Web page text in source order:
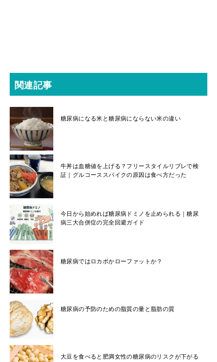
関連記事
糖尿病になる米と糖尿病にならない米の違い
牛丼は血糖値を上げる？フリースタイルリブレで検
証｜グルコーススパイクの原因は食べ方だった
今日から始めれば糖尿病ドミノを止められる｜糖尿
病三大合併症の完全回避ガイド
糖尿病ではロカボかローファットか？
糖尿病の予防のための脂質の量と脂肪の質
大豆を食べると肥満女性の糖尿病のリスクが下がる